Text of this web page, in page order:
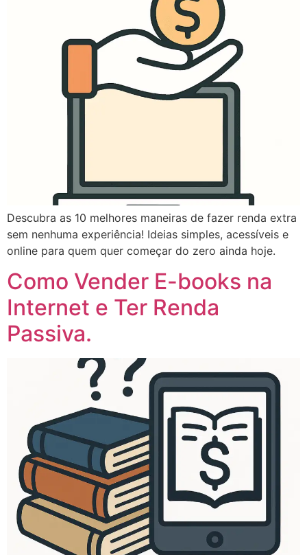
Descubra as 10 melhores maneiras de fazer renda extra
sem nenhuma experiência! Ideias simples, acessíveis e
online para quem quer começar do zero ainda hoje.
Como Vender E-books na
Internet e Ter Renda
Passiva.